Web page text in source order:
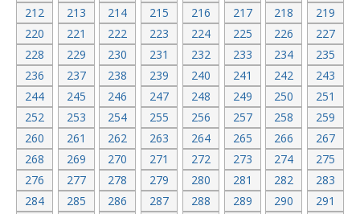
212
213 214 215 216 217 218
219
220
221 222 223 224 225 226
227
228
229 230 231 232 233 234
235
236
237 238 239 240 241 242
243
244
245 246 247 248 249 250
251
252
253 254 255 256 257 258
259
260
261 262 263 264 265 266
267
268
269 270 271 272 273 274
275
276
277 278 279 280 281 282
283
284
285 286 287 288 289 290
291